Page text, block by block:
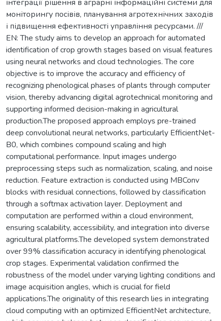
інтеграції рішення в аграрні інформаційні системи для
моніторингу посівів, планування агротехнічних заходів
і підвищення ефективності управління ресурсами. ///
EN: The study aims to develop an approach for automated
identification of crop growth stages based on visual features
using neural networks and cloud technologies. The core
objective is to improve the accuracy and efficiency of
recognizing phenological phases of plants through computer
vision, thereby advancing digital agrotechnical monitoring and
supporting informed decision-making in agricultural
production.The proposed approach employs pre-trained
deep convolutional neural networks, particularly EfficientNet-
B0, which combines compound scaling and high
computational performance. Input images undergo
preprocessing steps such as normalization, scaling, and noise
reduction. Feature extraction is conducted using MBConv
blocks with residual connections, followed by classification
through a softmax activation layer. Deployment and
computation are performed within a cloud environment,
ensuring scalability, accessibility, and integration into diverse
agricultural platforms.The developed system demonstrated
over 99% classification accuracy in identifying phenological
crop stages. Experimental validation confirmed the
robustness of the model under varying lighting conditions and
image acquisition angles, which is crucial for field
applications.The originality of this research lies in integrating
cloud computing with an optimized EfficientNet architecture,